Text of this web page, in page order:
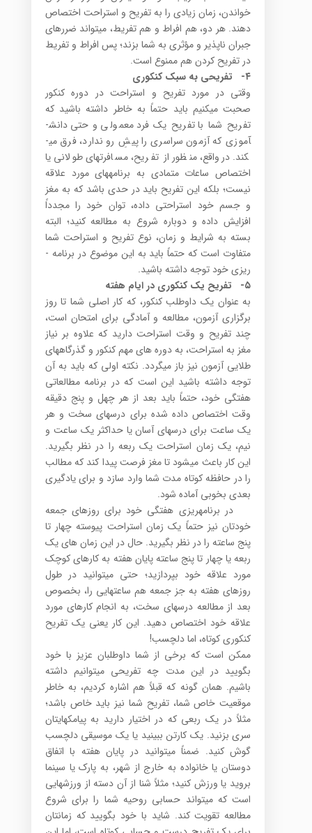
خواندن، زمان زیادی را به تفریح و استراحت اختصاص
دهند. هر دو، هم افراط و هم تفریط، می­تواند ضررهای
جبران ناپذیر و مؤثری به شما بزند؛ پس افراط و تفریط
در تفریح کردن هم ممنوع است.
۴-
تفریحی به سبک کنکوری
وقتی در مورد تفریح و استراحت در دوره کنکور
صحبت می­کنیم باید حتماً به خاطر داشته باشید که
تفریح شما با تفریح یک فرد معمولی و حتی دانش­
آموزی که آزمون سراسری را پیشِ رو ندارد، فرق می­
کند. درواقع، منظور از تفریح، مسافرت­های طولانی یا
اختصاص ساعات متمادی به برنامه­های مورد علاقه
نیست؛ بلکه این تفریح باید در حدی باشد که به مغز
و جسم خود استراحتی داده، توان خود را مجدداً
افزایش داده و دوباره شروع به مطالعه کنید؛ البته
بسته به شرایط و زمان، نوع تفریح و استراحت شما
متفاوت است که حتماً باید به این موضوع در برنامه ­
ریزی خود توجه داشته باشید.
۵-
تفریح یک کنکوری در ایام هفته
به عنوان یک داوطلب کنکور، که کار اصلی شما تا روز
برگزاری آزمون، مطالعه و آمادگی برای امتحان است،
چند تفریح و وقت استراحت دارید که علاوه بر نیاز
مغز به استراحت، به دوره های مهم کنکور و گذرگاه­های
طلایی آزمون نیز باز می­گردد. نکته اولی که باید به آن
توجه داشته باشید این است که در برنامه مطالعاتی
هفتگی خود، حتماً باید بعد از هر چهل و پنج دقیقه
وقت اختصاص داده شده برای درس­های سخت و هر
یک ساعت برای درس­های آسان یا حداکثر یک ساعت و
نیم، یک زمان استراحت یک ربعه را در نظر بگیرید.
این کار باعث می­شود تا مغز فرصت پیدا کند که مطالب
را در حافظه کوتاه مدت شما وارد سازد و برای یادگیری
بعدی بخوبی آماده شود.
در برنامه­ریزی هفتگی خود برای روزهای جمعه
خودتان نیز حتماً یک زمان استراحت پیوسته چهار تا
پنج ساعته را در نظر بگیرید. حال در این زمان های یک
ربعه یا چهار تا پنج ساعته پایان هفته به کارهای کوچک
مورد علاقه خود بپردازید؛ حتی می­توانید در طول
روزهای هفته به جز جمعه هم ساعت­هایی را، بخصوص
بعد از مطالعه درس­های سخت، به انجام کارهای مورد
علاقه خود اختصاص دهید. این کار یعنی یک تفریح
کنکوری کوتاه، اما دلچسب!
ممکن است که برخی از شما داوطلبان عزیز با خود
بگویید در این مدت چه تفریحی می­توانیم داشته
باشیم. همان گونه که قبلاً هم اشاره کردیم، به خاطر
موقعیت خاص شما، تفریح شما نیز باید خاص باشد؛
مثلاً در یک ربعی که در اختیار دارید به پیامک­هایتان
سری بزنید. یک کارتن ببینید یا یک موسیقی دلچسب
گوش کنید. ضمناً می­توانید در پایان هفته با اتفاق
دوستان یا خانواده به خارج از شهر، به پارک یا سینما
بروید یا ورزش کنید؛ مثلاً شنا از آن دسته از ورزش­هایی
است که می­تواند حسابی روحیه شما را برای شروع
مطالعه تقویت کند. شاید با خود بگویید که زمانتان